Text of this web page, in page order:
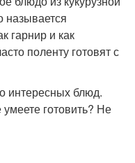
называется
гарнир и как
поленту готовят с
интересных блюд.
готовить? Не